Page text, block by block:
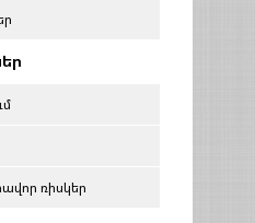
ռիսկեր